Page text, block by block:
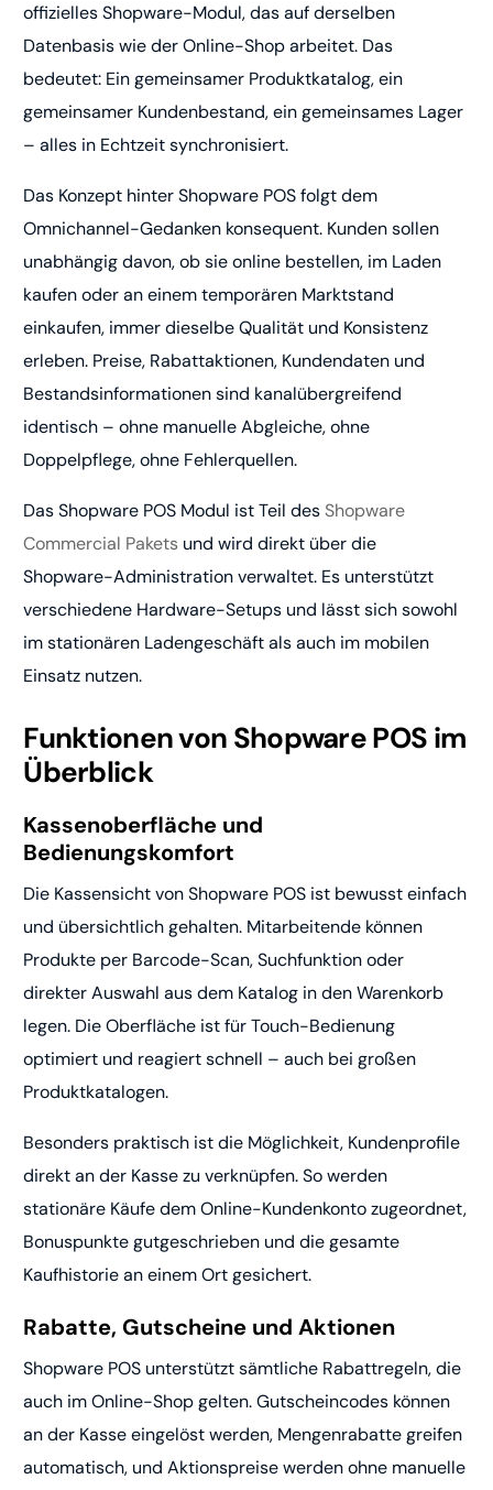
offizielles Shopware-Modul, das auf derselben
Datenbasis wie der Online-Shop arbeitet. Das
bedeutet: Ein gemeinsamer Produktkatalog, ein
gemeinsamer Kundenbestand, ein gemeinsames Lager
– alles in Echtzeit synchronisiert.
Das Konzept hinter Shopware POS folgt dem
Omnichannel-Gedanken konsequent. Kunden sollen
unabhängig davon, ob sie online bestellen, im Laden
kaufen oder an einem temporären Marktstand
einkaufen, immer dieselbe Qualität und Konsistenz
erleben. Preise, Rabattaktionen, Kundendaten und
Bestandsinformationen sind kanalübergreifend
identisch – ohne manuelle Abgleiche, ohne
Doppelpflege, ohne Fehlerquellen.
Das Shopware POS Modul ist Teil desShopware
Commercial Pakets und wird direkt über die
Shopware-Administration verwaltet. Es unterstützt
verschiedene Hardware-Setups und lässt sich sowohl
im stationären Ladengeschäft als auch im mobilen
Einsatz nutzen.
Funktionen von Shopware POS im
Überblick
Kassenoberfläche und
Bedienungskomfort
Die Kassensicht von Shopware POS ist bewusst einfach
und übersichtlich gehalten. Mitarbeitende können
Produkte per Barcode-Scan, Suchfunktion oder
direkter Auswahl aus dem Katalog in den Warenkorb
legen. Die Oberfläche ist für Touch-Bedienung
optimiert und reagiert schnell – auch bei großen
Produktkatalogen.
Besonders praktisch ist die Möglichkeit, Kundenprofile
direkt an der Kasse zu verknüpfen. So werden
stationäre Käufe dem Online-Kundenkonto zugeordnet,
Bonuspunkte gutgeschrieben und die gesamte
Kaufhistorie an einem Ort gesichert.
Rabatte, Gutscheine und Aktionen
Shopware POS unterstützt sämtliche Rabattregeln, die
auch im Online-Shop gelten. Gutscheincodes können
an der Kasse eingelöst werden, Mengenrabatte greifen
automatisch, und Aktionspreise werden ohne manuelle